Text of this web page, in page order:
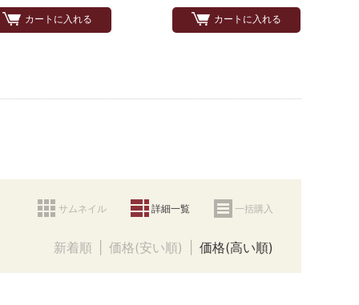
カートに入れる カートに入れる
サムネイル 詳細一覧 一括購入
新着順 価格(安い順) 価格(高い順)